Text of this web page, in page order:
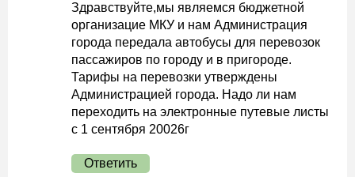
Здравствуйте,мы являемся бюджетной
организацие МКУ и нам Администрация
города передала автобусы для перевозок
пассажиров по городу и в пригороде.
Тарифы на перевозки утверждены
Администрацией города. Надо ли нам
переходить на электронные путевые листы
с 1 сентября 20026г
Ответить